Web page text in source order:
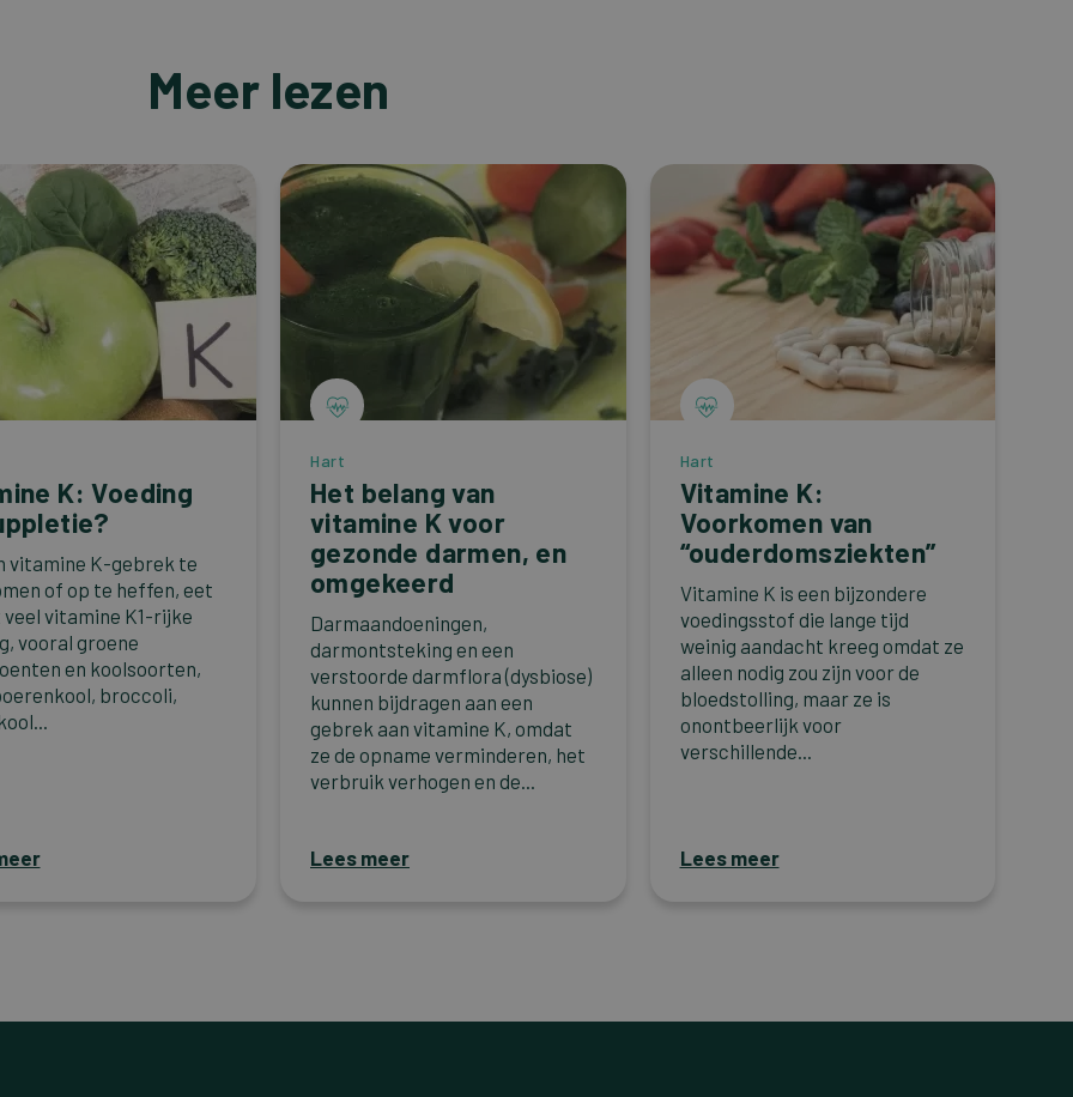
Meer lezen
K: Voeding
vitamine K-gebrek te
of op te heffen, eet
veel vitamine K1-rijke
vooral groene
en koolsoorten,
broccoli,
Hart
Het belang van
vitamine K voor
gezonde darmen, en
omgekeerd
Darmaandoeningen,
darmontsteking en een
verstoorde darmflora (dysbiose)
kunnen bijdragen aan een
gebrek aan vitamine K, omdat
ze de opname verminderen, het
verbruik verhogen en de...
Lees meer
Hart
Vitamine K:
Voorkomen van
“ouderdomsziekten”
Vitamine K is een bijzondere
voedingsstof die lange tijd
weinig aandacht kreeg omdat ze
alleen nodig zou zijn voor de
bloedstolling, maar ze is
onontbeerlijk voor
verschillende...
Lees meer